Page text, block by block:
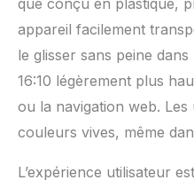
que conçu en plastique,
appareil facilement
le glisser sans peine
16:10 légèrement plus
ou la navigation web. Les
couleurs vives, même
L’expérience utilisateur